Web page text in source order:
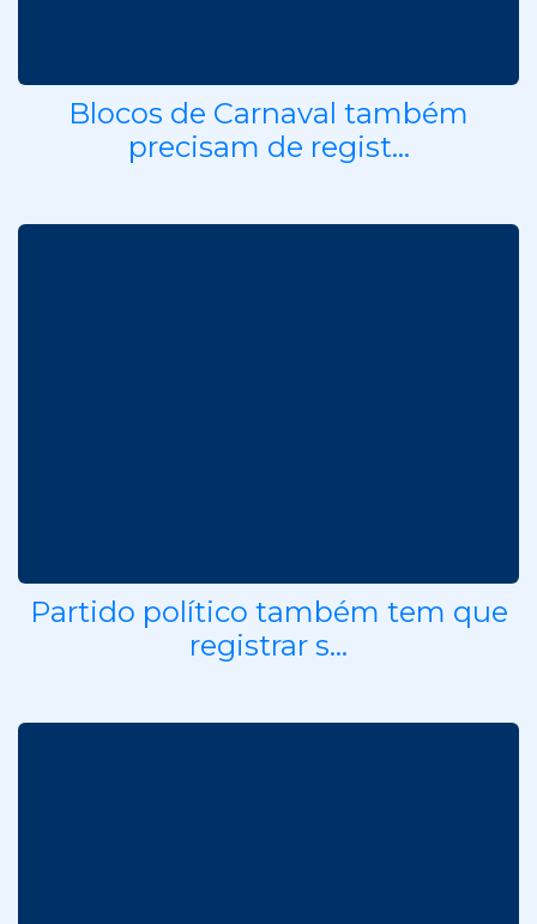
Blocos de Carnaval também
precisam de regist...
Partido político também tem que
registrar s...